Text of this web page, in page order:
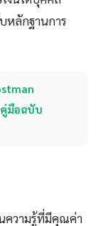
หลักฐานการ
มือฉบับ
ความรู้ที่มีคุณค่า